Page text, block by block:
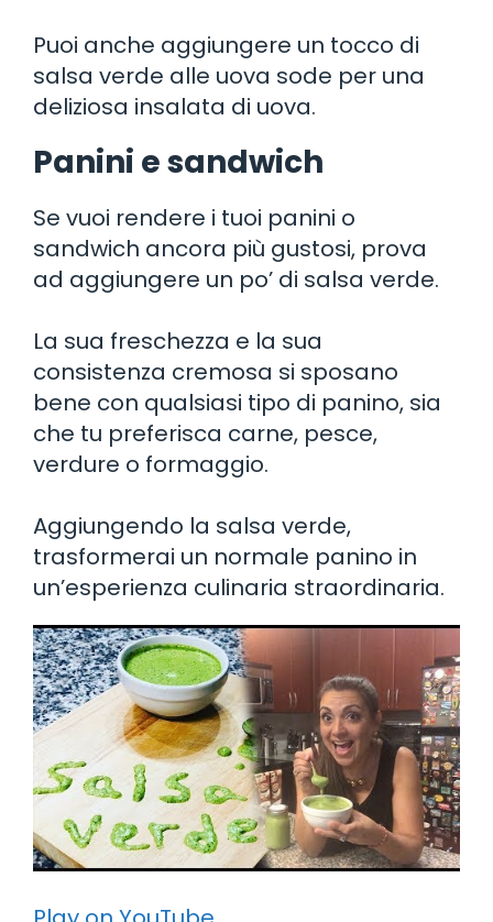
Puoi anche aggiungere un tocco di
salsa verde alle uova sode per una
deliziosa insalata di uova.
Panini e sandwich
Se vuoi rendere i tuoi panini o
sandwich ancora più gustosi, prova
ad aggiungere un po’ di salsa verde.
La sua freschezza e la sua
consistenza cremosa si sposano
bene con qualsiasi tipo di panino, sia
che tu preferisca carne, pesce,
verdure o formaggio.
Aggiungendo la salsa verde,
trasformerai un normale panino in
un’esperienza culinaria straordinaria.